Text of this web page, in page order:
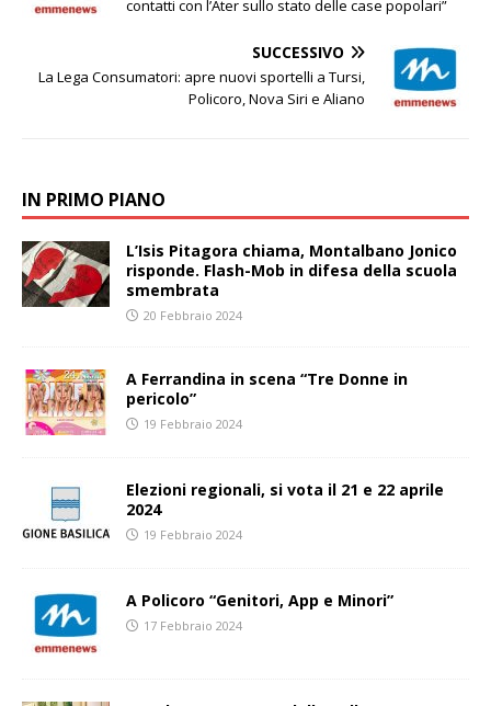
contatti con l’Ater sullo stato delle case popolari”
SUCCESSIVO
La Lega Consumatori: apre nuovi sportelli a Tursi,
Policoro, Nova Siri e Aliano
IN PRIMO PIANO
L’Isis Pitagora chiama, Montalbano Jonico
risponde. Flash-Mob in difesa della scuola
smembrata
20 Febbraio 2024
A Ferrandina in scena “Tre Donne in
pericolo”
19 Febbraio 2024
Elezioni regionali, si vota il 21 e 22 aprile
2024
19 Febbraio 2024
A Policoro “Genitori, App e Minori”
17 Febbraio 2024